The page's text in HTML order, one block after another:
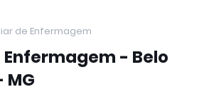
de Enfermagem
- Belo
MG